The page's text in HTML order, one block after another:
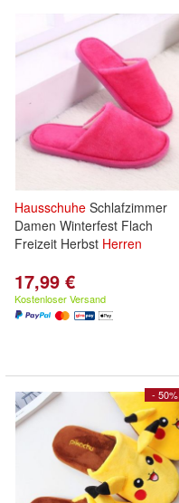
Hausschuhe Schlafzimmer
Damen Winterfest Flach
Freizeit Herbst Herren
17,99 €
Kostenloser Versand
- 50%